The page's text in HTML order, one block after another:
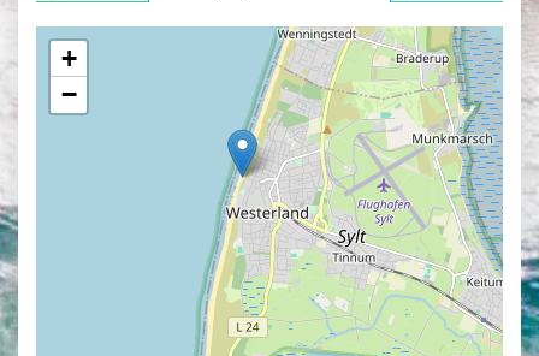
изображение со звуком. Самые интересные и
популярные онлайн веб камеры располагаются в
верхней части списка трансляций. Карта онлайн
веб камер покажет точное местоположение всех
веб камер на острове Зильт.
расположен в Северном море на
самом севере Германии, расположенный на
границе с Данией. На острове проживают около 20
900 жителей, а его площадь 99,14 км².
Протяженность береговой линии чуть более 38 км.
+
−